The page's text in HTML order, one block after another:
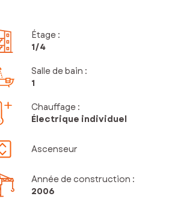
Étage :
1/4
Salle de bain :
1
Chauffage :
Électrique individuel
Ascenseur
Année de construction :
2006